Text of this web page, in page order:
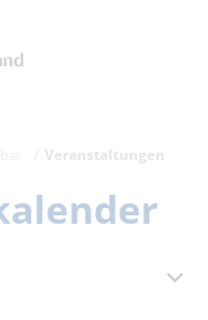
Veranstaltungen